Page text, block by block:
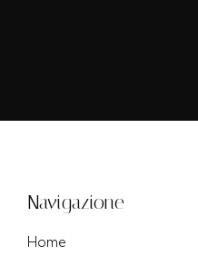
Navigazione
Home